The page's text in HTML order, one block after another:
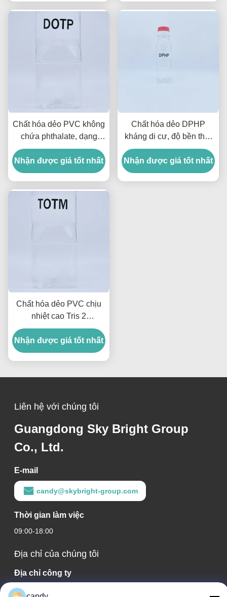
Chất hóa dẻo PVC không
chứa phthalate, dạng
lỏng trong suốt, chất hóa
dẻo DOTP 99.5% dùng
cho đồ chơi và dây điện
Nhận được giá tốt nhất
Chất hóa dẻo DPHP
kháng di cư, độ bền thời
tiết và ổn định cao cho
dây điện
Nhận được giá tốt nhất
Chất hóa dẻo PVC chịu
nhiệt cao Tris 2
Ethylhexyl Trimellitate
cho cáp và linh kiện ô tô
Nhận được giá tốt nhất
Liên hệ với chúng tôi
Guangdong Sky Bright Group
Co., Ltd.
E-mail
candy@skybright-group.com
Thời gian làm việc
09:00-18:00
Địa chỉ của chúng tôi
Địa chỉ công ty
Phòng 1601-1603, 1606-1608, 1610, Số 21 Đường Jihua 5,